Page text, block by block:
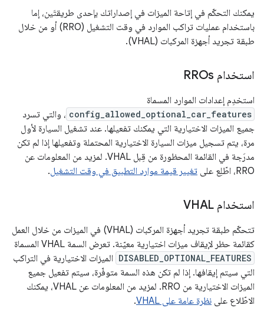
يمكنك التحكّم في إتاحة الميزات في إصداراتك بإحدى طريقتَين، إما
باستخدام عمليات تراكب الموارد في وقت التشغيل (RRO) أو من خلال
طبقة تجريد أجهزة المركبات (VHAL).
استخدام RROs
استخدِم إعدادات الموارد المسماة
config_allowed_optional_car_features ، والتي تسرد
جميع الميزات الاختيارية التي يمكنك تفعيلها. عند تشغيل السيارة لأول
مرة، يتم تسجيل ميزات السيارة الاختيارية المحتملة وتفعيلها إذا لم تكن
مدرَجة في القائمة المحظورة من قِبل VHAL. لمزيد من المعلومات عن
RRO، اطّلِع على
تغيير قيمة موارد التطبيق في وقت التشغيل.
استخدام VHAL
تتحكّم طبقة تجريد أجهزة المركبات (VHAL) في الميزات من خلال العمل
كقائمة حظر لإيقاف ميزات اختيارية معيّنة. تعرض السمة VHAL المسماة
DISABLED_OPTIONAL_FEATURES الميزات الاختيارية في التراكب
التي سيتم إيقافها. إذا لم تكن هذه السمة متوفّرة، سيتم تفعيل جميع
الميزات الاختيارية من RRO. لمزيد من المعلومات عن VHAL، يمكنك
الاطّلاع على نظرة عامة على VHAL .